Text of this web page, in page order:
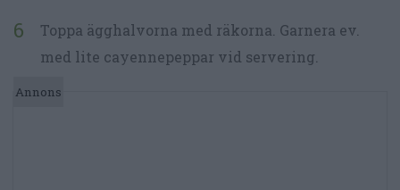
Toppa ägghalvorna med räkorna. Garnera ev.
med lite cayennepeppar vid servering.